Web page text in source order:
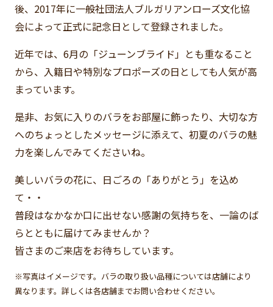
後、2017年に一般社団法人ブルガリアンローズ文化協
会によって正式に記念日として登録されました。
近年では、6月の「ジューンブライド」とも重なること
から、入籍日や特別なプロポーズの日としても人気が高
まっています。
是非、お気に入りのバラをお部屋に飾ったり、大切な方
へのちょっとしたメッセージに添えて、初夏のバラの魅
力を楽しんでみてくださいね。
美しいバラの花に、日ごろの「ありがとう」を込め
て・・
普段はなかなか口に出せない感謝の気持ちを、一論のば
らとともに届けてみませんか？
皆さまのご来店をお待ちしています。
※写真はイメージです。バラの取り扱い品種については店舗により
異なります。詳しくは各店舗までお問い合わせください。